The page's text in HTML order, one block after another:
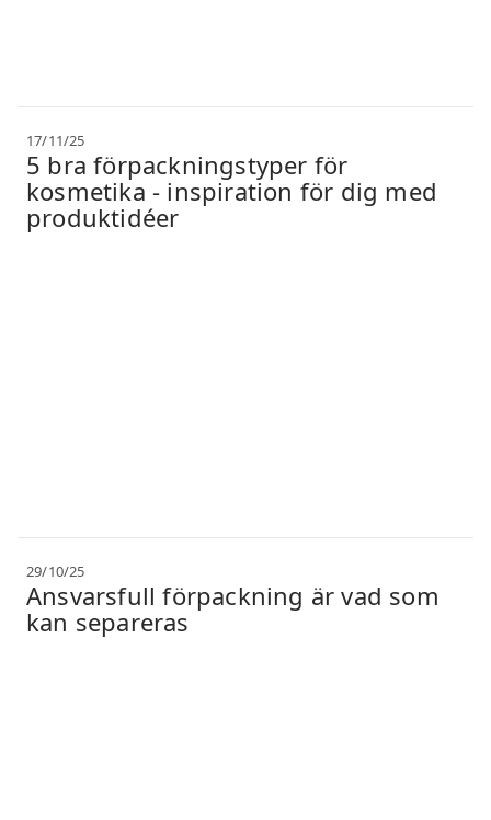
17/11/25
5 bra förpackningstyper för
kosmetika - inspiration för dig med
produktidéer
29/10/25
Ansvarsfull förpackning är vad som
kan separeras